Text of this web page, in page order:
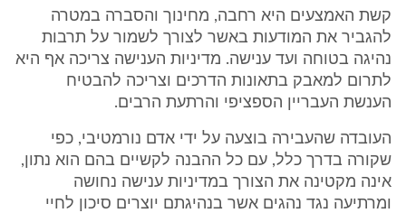
קשת האמצעים היא רחבה, מחינוך והסברה במטרה
להגביר את המודעות באשר לצורך לשמור על תרבות
נהיגה בטוחה ועד ענישה. מדיניות הענישה צריכה אף היא
לתרום למאבק בתאונות הדרכים וצריכה להבטיח
הענשת העבריין הספציפי והרתעת הרבים.
העובדה שהעבירה בוצעה על ידי אדם נורמטיבי, כפי
שקורה בדרך כלל, עם כל ההבנה לקשיים בהם הוא נתון,
אינה מקטינה את הצורך במדיניות ענישה נחושה
ומרתיעה נגד נהגים אשר בנהיגתם יוצרים סיכון לחיי